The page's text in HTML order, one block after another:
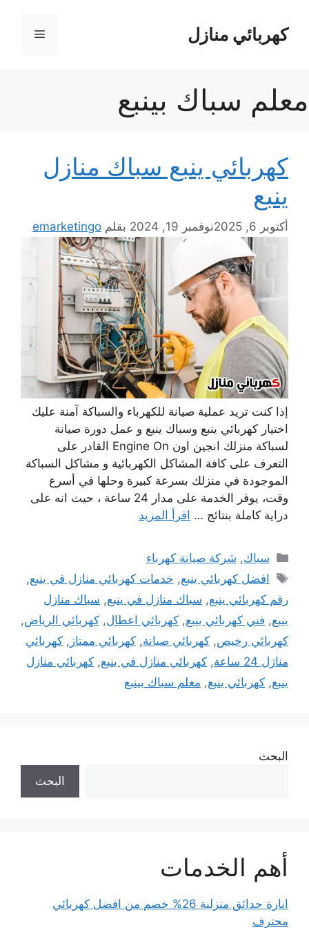
المحتوىكهربائي منازل القائمة
معلم سباك بينبع
كهربائي ينبع سباك منازل
ينبع
أكتوبر 6, 2025 نوفمبر 19, 2024 بقلم emarketingo
إذا كنت تريد عملية صيانة للكهرباء والسباكة آمنة عليك
اختيار كهربائي ينبع وسباك ينبع و عمل دورة صيانة
لسباكة منزلك انجين اون Engine On القادر على
التعرف على كافة المشاكل الكهربائية و مشاكل السباكة
الموجودة في منزلك بسرعة كبيرة وحلها في أسرع
وقت، يوفر الخدمة على مدار 24 ساعة ، حيث انه على
دراية كاملة بنتائج … اقرأ المزيد
التصنيفات
سباك, شركة صيانة كهرباء
الوسوم
افضل كهربائي ينبع, خدمات كهربائي منازل في ينبع,
رقم كهربائي ينبع, سباك منازل في ينبع, سباك منازل
ينبع, فني كهربائي ينبع, كهربائي اعطال, كهربائي الرياض,
كهربائي رخيص, كهربائي صيانة, كهربائي ممتاز , كهربائي
منازل 24 ساعة
, كهربائي منازل في ينبع, كهربائي منازل
ينبع, كهربائي ينبع, معلم سباك بينبع
البحث
البحث
أهم الخدمات
انارة حدائق منزلية 26% خصم من افضل كهربائي
محترف